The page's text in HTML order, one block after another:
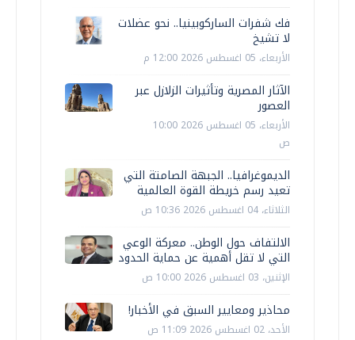
فك شفرات الساركوبينيا.. نحو عضلات
لا تشيخ
الأربعاء، 05 اغسطس 2026 12:00 م
الآثار المصرية وتأثيرات الزلازل عبر
العصور
الأربعاء، 05 اغسطس 2026 10:00
ص
الديموغرافيا.. الجبهة الصامتة التي
تعيد رسم خريطة القوة العالمية
الثلاثاء، 04 اغسطس 2026 10:36 ص
الالتفاف حول الوطن.. معركة الوعي
التي لا تقل أهمية عن حماية الحدود
الإثنين، 03 اغسطس 2026 10:00 ص
محاذير ومعايير السبق في الأخبار!
الأحد، 02 اغسطس 2026 11:09 ص